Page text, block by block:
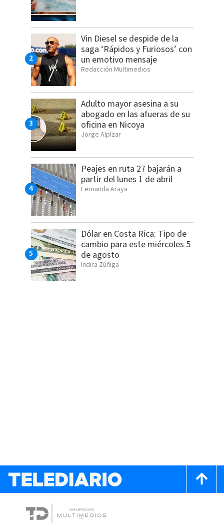
Vin Diesel se despide de la
saga ‘Rápidos y Furiosos’ con
un emotivo mensaje
Redacción Multimedios
Adulto mayor asesina a su
abogado en las afueras de su
oficina en Nicoya
Jorge Alpízar
Peajes en ruta 27 bajarán a
partir del lunes 1 de abril
Fernanda Araya
Dólar en Costa Rica: Tipo de
cambio para este miércoles 5
de agosto
Indira Zúñiga